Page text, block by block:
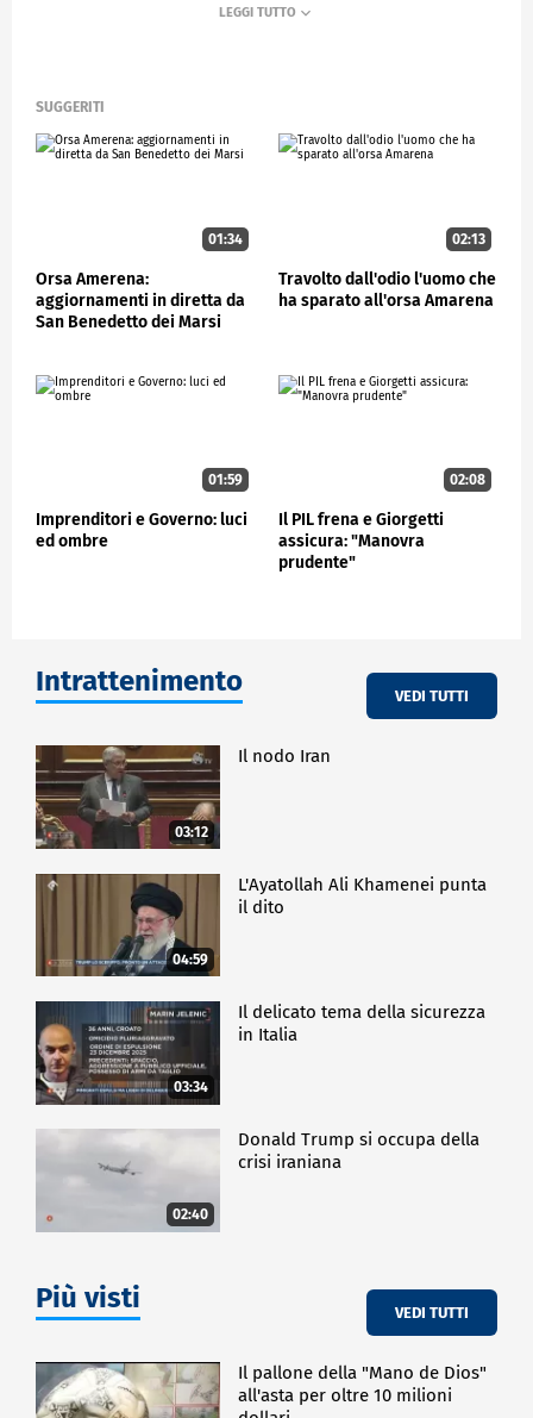
SUGGERITI
01:34
Orsa Amerena:
aggiornamenti in diretta da
San Benedetto dei Marsi
02:13
Travolto dall'odio l'uomo che
ha sparato all'orsa Amarena
01:59
Imprenditori e Governo: luci
ed ombre
02:08
Il PIL frena e Giorgetti
assicura: "Manovra
prudente"
Intrattenimento VEDI TUTTI
03:12
Il nodo Iran
04:59
L'Ayatollah Ali Khamenei punta
il dito
03:34
Il delicato tema della sicurezza
in Italia
02:40
Donald Trump si occupa della
crisi iraniana
Più visti VEDI TUTTI
Il pallone della "Mano de Dios"
all'asta per oltre 10 milioni